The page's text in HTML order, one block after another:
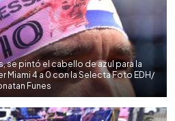
se pintó el cabello de azul para la
Miami 4 a 0 con la Selecta Foto EDH/
Funes